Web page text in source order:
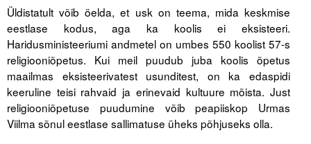
Juhendid ja väljaanded
Videod
Kontakt
Liitu meililistiga
Oskusteave
Üldistatult võib öelda, et usk on teema, mida keskmise
eestlase kodus, aga ka koolis ei eksisteeri.
Haridusministeeriumi andmetel on umbes 550 koolist 57-s
religiooniõpetus. Kui meil puudub juba koolis õpetus
maailmas eksisteerivatest usunditest, on ka edaspidi
keeruline teisi rahvaid ja erinevaid kultuure mõista. Just
religiooniõpetuse puudumine võib peapiiskop Urmas
Viilma sõnul eestlase sallimatuse üheks põhjuseks olla.